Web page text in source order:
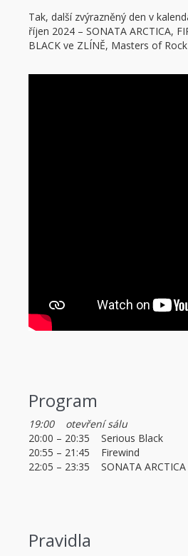
Tak, další zvýrazněný den v
říjen 2024 – SONATA ARCTICA,
BLACK ve ZLÍNĚ, Masters of
Program
19:00 otevření sálu
20:00 – 20:35 Serious Black
20:55 – 21:45 Firewind
22:05 – 23:35 SONATA ARCTICA
Pravidla